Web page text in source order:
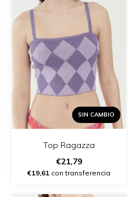
SIN CAMBIO
Top Ragazza
€21,79
€19,61 con transferencia